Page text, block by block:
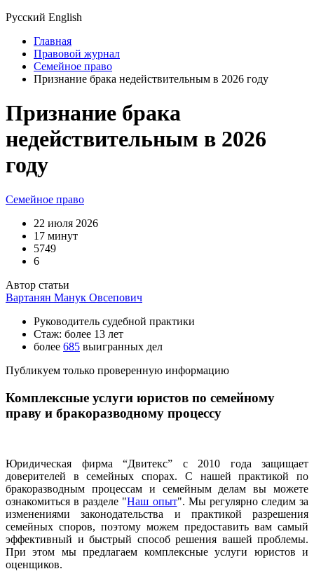
Русский English
Главная
Правовой журнал
Семейное право
Признание брака недействительным в 2026 году
Признание брака
недействительным в 2026
году
Семейное право
22 июля 2026
17 минут
5749
6
Автор статьи
Вартанян Манук Овсепович
Руководитель судебной практики
Стаж: более 13 лет
более 685 выигранных дел
Публикуем только проверенную информацию
Комплексные услуги юристов по семейному
праву и бракоразводному процессу
Юридическая фирма “Двитекс” с 2010 года защищает
доверителей в семейных спорах. С нашей практикой по
бракоразводным процессам и семейным делам вы можете
ознакомиться в разделе "Наш опыт". Мы регулярно следим за
изменениями законодательства и практикой разрешения
семейных споров, поэтому можем предоставить вам самый
эффективный и быстрый способ решения вашей проблемы.
При этом мы предлагаем комплексные услуги юристов и
оценщиков.